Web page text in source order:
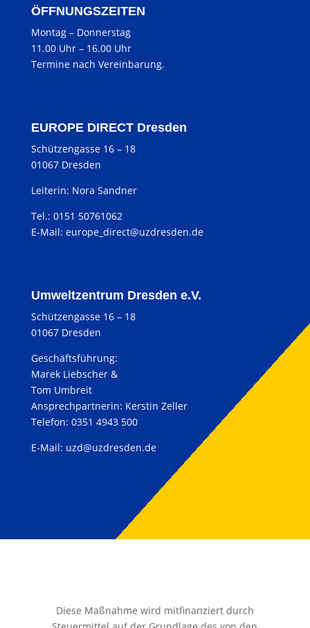
ÖFFNUNGSZEITEN
Montag –Donnerstag
11.00 Uhr –16.00 Uhr
Termine nach Vereinbarung.
EUROPE DIRECT Dresden
Schützengasse 16 – 18
01067 Dresden
Leiterin: Nora Sandner
Tel.: 0151 50761062
E-Mail: europe_direct@uzdresden.de
Umweltzentrum Dresden e.V.
Schützengasse 16 – 18
01067 Dresden
Geschäftsführung:
Marek Liebscher &
Tom Umbreit
Ansprechpartnerin: Kerstin Zeller
Telefon: 0351 4943 500
E-Mail: uzd@uzdresden.de
Diese Maßnahme wird mitfinanziert durch